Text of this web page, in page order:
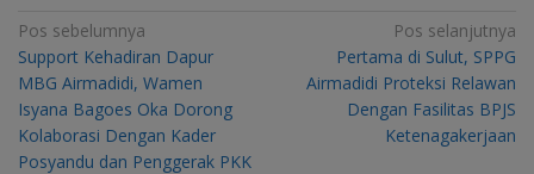
Navigasi
pos
Pos sebelumnya
Support Kehadiran Dapur
MBG Airmadidi, Wamen
Isyana Bagoes Oka Dorong
Kolaborasi Dengan Kader
Posyandu dan Penggerak PKK
Pos selanjutnya
Pertama di Sulut, SPPG
Airmadidi Proteksi Relawan
Dengan Fasilitas BPJS
Ketenagakerjaan